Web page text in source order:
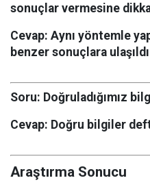
sonuçlar vermesine
Cevap: Aynı yöntemle
benzer sonuçlara
Soru: Doğruladığımız
Cevap: Doğru bilgiler
Araştırma Sonucu